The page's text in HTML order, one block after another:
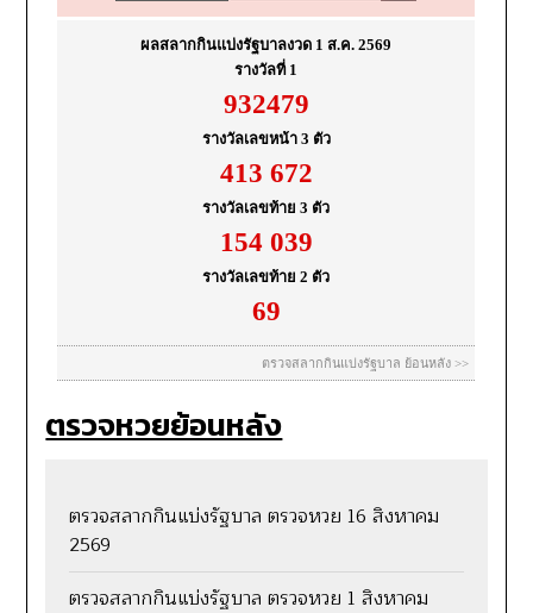
ตรวจหวยย้อนหลัง
ตรวจสลากกินแบ่งรัฐบาล ตรวจหวย 16 สิงหาคม
2569
ตรวจสลากกินแบ่งรัฐบาล ตรวจหวย 1 สิงหาคม